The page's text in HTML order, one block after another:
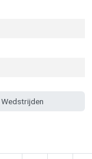
Wedstrijden